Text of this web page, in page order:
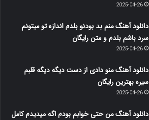
2025-04-26
دانلود آهنگ منم بد بودنو بلدم اندازه تو میتونم
سرد باشم بلدم و متن رایگان
2025-04-26
دانلود آهنگ منو دادی از دست دیگه دیگه قلبم
سیره بهترین رایگان
2025-04-26
دانلود آهنگ من حتی خوابم بودم اگه میدیدم کامل